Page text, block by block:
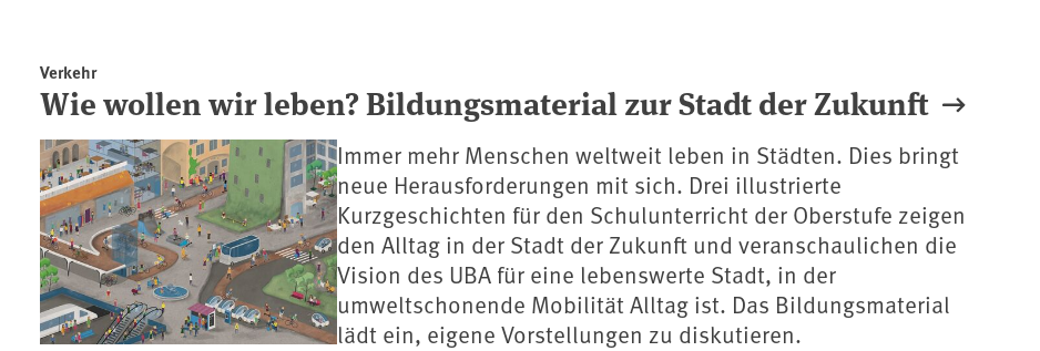
Verkehr
Wie wollen wir leben? Bildungsmaterial zur Stadt der Zukunft
Immer mehr Menschen weltweit leben in Städten. Dies bringt
neue Herausforderungen mit sich. Drei illustrierte
Kurzgeschichten für den Schulunterricht der Oberstufe zeigen
den Alltag in der Stadt der Zukunft und veranschaulichen die
Vision des UBA für eine lebenswerte Stadt, in der
umweltschonende Mobilität Alltag ist. Das Bildungsmaterial
lädt ein, eigene Vorstellungen zu diskutieren.